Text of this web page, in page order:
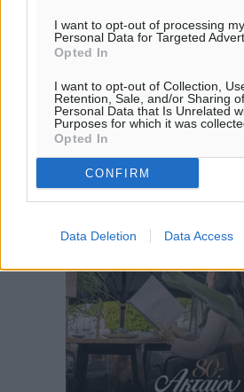
I want to opt-out of processing my
Personal Data for Targeted
Opted In
I want to opt-out of Collection,
Retention, Sale, and/or Sharing
Personal Data that Is Unrelated
Purposes for which it was
Opted In
CONFIRM
Data Deletion Data Access